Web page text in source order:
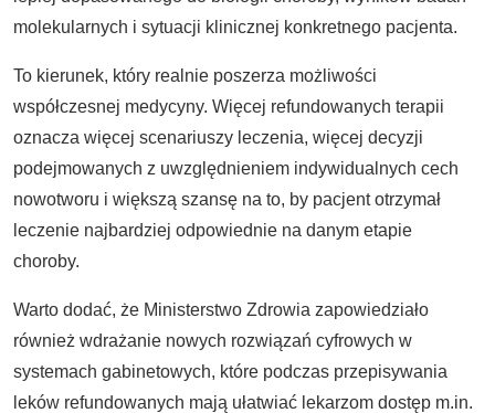
molekularnych i sytuacji klinicznej konkretnego pacjenta.
To kierunek, który realnie poszerza możliwości
współczesnej medycyny. Więcej refundowanych terapii
oznacza więcej scenariuszy leczenia, więcej decyzji
podejmowanych z uwzględnieniem indywidualnych cech
nowotworu i większą szansę na to, by pacjent otrzymał
leczenie najbardziej odpowiednie na danym etapie
choroby.
Warto dodać, że Ministerstwo Zdrowia zapowiedziało
również wdrażanie nowych rozwiązań cyfrowych w
systemach gabinetowych, które podczas przepisywania
leków refundowanych mają ułatwiać lekarzom dostęp m.in.